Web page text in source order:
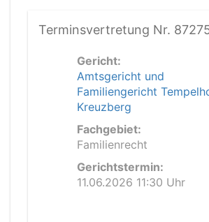
Terminsvertretung Nr.
Gericht:
Amtsgericht und
Familiengericht
Kreuzberg
Fachgebiet:
Familienrecht
Gerichtstermin:
11.06.2026 11:30 Uhr